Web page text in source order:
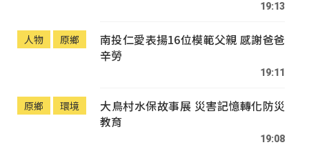
19:13
人物 原鄉
南投仁愛表揚16位模範父親 感謝爸爸
辛勞
19:11
原鄉 環境
大鳥村水保故事展 災害記憶轉化防災
教育
19:08